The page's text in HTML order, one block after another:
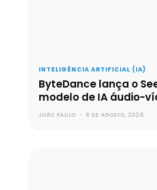
INTELIGÊNCIA ARTIFICIAL (IA)
ByteDance lança o
modelo de IA áudio-
JOÃO PAULO - 6 DE AGOSTO, 2026